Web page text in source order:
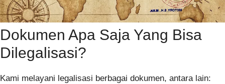
Dokumen Apa Saja Yang Bisa
Dilegalisasi?
Kami melayani legalisasi berbagai dokumen, antara lain: